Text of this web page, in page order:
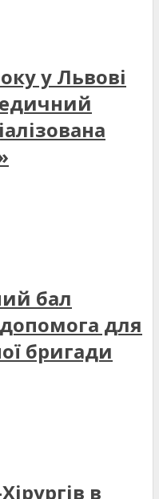
у Львові
бал
для
бригади
в